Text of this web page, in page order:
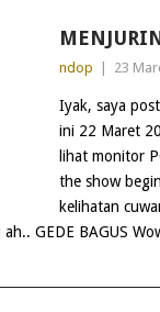
ndop 23
Iyak, saya
ini 22 Maret
lihat monitor
the show
kelihatan
GEDE BAGUS